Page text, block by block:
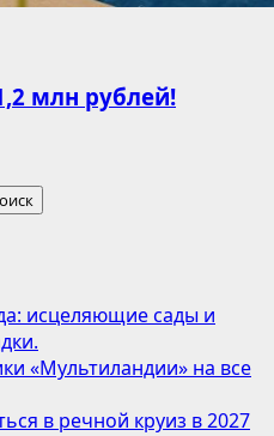
млн рублей!
исцеляющие сады и
«Мультиландии» на все
в речной круиз в 2027